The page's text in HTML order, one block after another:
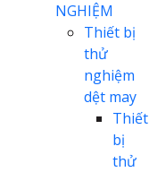
NGHIỆM
Thiết bị
thử
nghiệm
dệt may
Thiết
bị
thử